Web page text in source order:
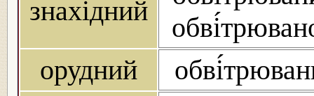
знахідний
орудний